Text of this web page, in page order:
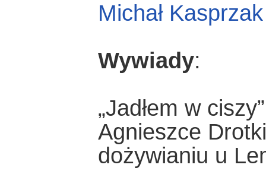
Michał Kasprzak
Wywiady:
„Jadłem w
Agnieszce
dożywianiu u